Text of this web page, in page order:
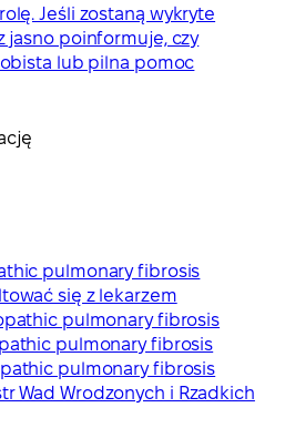
Jeśli zostaną wykryte
jasno poinformuje, czy
lub pilna pomoc
pulmonary fibrosis
się z lekarzem
pulmonary fibrosis
pulmonary fibrosis
pulmonary fibrosis
Wad Wrodzonych i Rzadkich